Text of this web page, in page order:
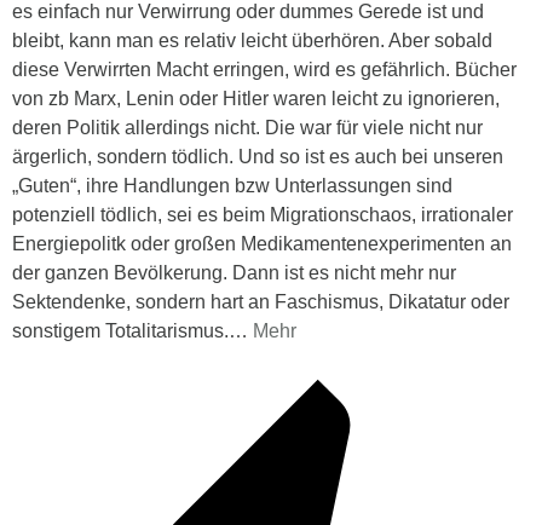
es einfach nur Verwirrung oder dummes Gerede ist und
bleibt, kann man es relativ leicht überhören. Aber sobald
diese Verwirrten Macht erringen, wird es gefährlich. Bücher
von zb Marx, Lenin oder Hitler waren leicht zu ignorieren,
deren Politik allerdings nicht. Die war für viele nicht nur
ärgerlich, sondern tödlich. Und so ist es auch bei unseren
„Guten“, ihre Handlungen bzw Unterlassungen sind
potenziell tödlich, sei es beim Migrationschaos, irrationaler
Energiepolitk oder großen Medikamentenexperimenten an
der ganzen Bevölkerung. Dann ist es nicht mehr nur
Sektendenke, sondern hart an Faschismus, Dikatatur oder
sonstigem Totalitarismus.… Mehr